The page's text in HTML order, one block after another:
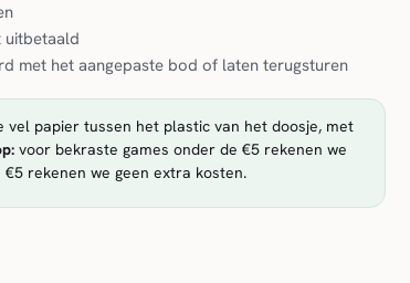
uitbetaald
met het aangepaste bod of laten terugsturen
papier tussen het plastic van het doosje, met
voor bekraste games onder de €5 rekenen we
rekenen we geen extra kosten.